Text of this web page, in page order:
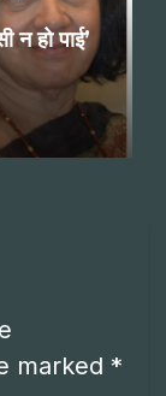
न हो पाई’
marked *